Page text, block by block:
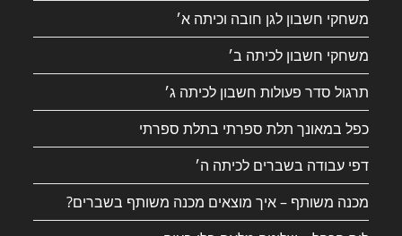
משחקי חשבון לגן חובה וכיתה א׳
משחקי חשבון לכיתה ב׳
תרגול סדר פעולות חשבון לכיתה ג׳
כפל במאונך תלת ספרתי בתלת ספרתי
דפי עבודה בשברים לכיתה ה׳
מכנה משותף – איך מוצאים מכנה משותף בשברים?